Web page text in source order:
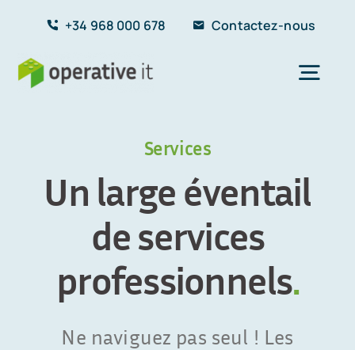
content
+34 968 000 678 Contactez-nous
Accueil
Services
Services
Un large éventail
de services
professionnels.
Ne naviguez pas seul ! Les